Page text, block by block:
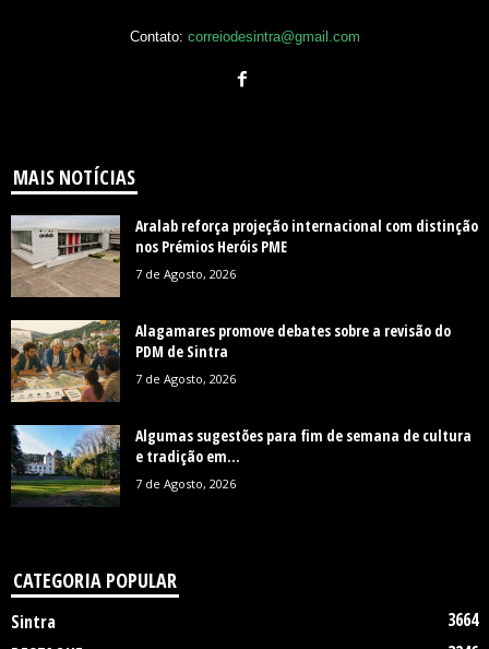
Contato: correiodesintra@gmail.com
MAIS NOTÍCIAS
Aralab reforça projeção internacional com distinção
nos Prémios Heróis PME
7 de Agosto, 2026
Alagamares promove debates sobre a revisão do
PDM de Sintra
7 de Agosto, 2026
Algumas sugestões para fim de semana de cultura
e tradição em...
7 de Agosto, 2026
CATEGORIA POPULAR
Sintra
3664